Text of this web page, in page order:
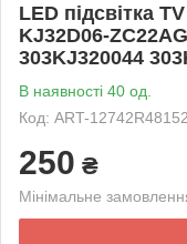
LED підсвітка
KJ32D06-
303KJ320044
В наявності 40 од.
Код: ART-
250 ₴
Мінімальне